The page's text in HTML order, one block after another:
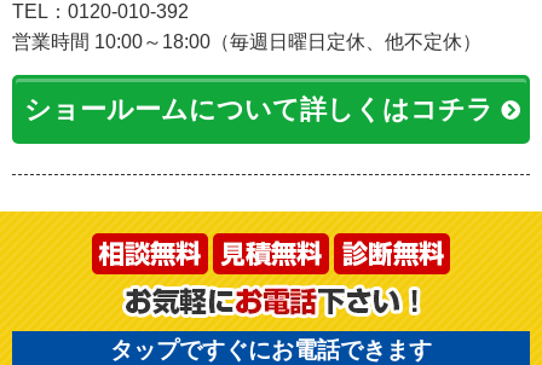
TEL：0120-010-392
営業時間 10:00～18:00（毎週日曜日定休、他不定休）
ショールームについて詳しくはコチラ
タップですぐにお電話できます